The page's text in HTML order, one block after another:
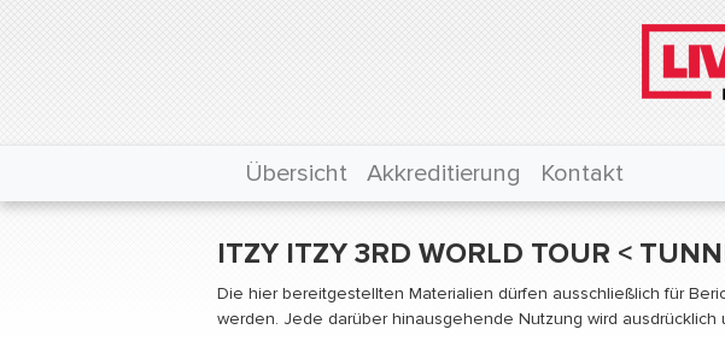
Übersicht Akkreditierung Kontakt
ITZY ITZY 3RD WORLD TOUR <
Die hier bereitgestellten Materialien dürfen ausschließlich für
werden. Jede darüber hinausgehende Nutzung wird ausdrücklich